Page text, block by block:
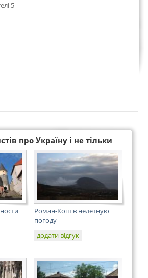
5
про Україну і не тільки
Роман-Кош в нелетную
погоду
додати відгук